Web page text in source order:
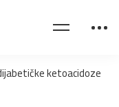
ketoacidoze